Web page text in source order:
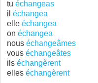
tu échangeas
il échangea
elle échangea
on échangea
nous échangeâmes
vous échangeâtes
ils échangèrent
elles échangèrent